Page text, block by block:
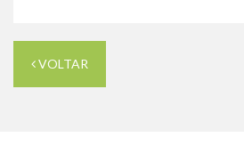
VOLTAR